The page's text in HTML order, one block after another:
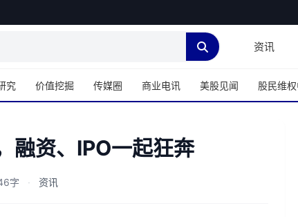
资讯
究 价值挖掘 传媒圈 商业电讯 美股见闻 股民维
融资、IPO一起狂奔
字 · 资讯